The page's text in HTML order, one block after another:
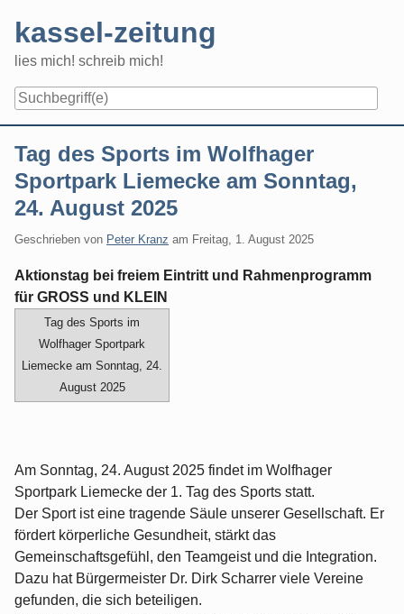
content
kassel-zeitung
lies mich! schreib mich!
Tag des Sports im Wolfhager
Sportpark Liemecke am Sonntag,
24. August 2025
Geschrieben von Peter Kranz am Freitag, 1. August 2025
Aktionstag bei freiem Eintritt und Rahmenprogramm
für GROSS und KLEIN
Tag des Sports im
Wolfhager Sportpark
Liemecke am Sonntag, 24.
August 2025
Am Sonntag, 24. August 2025 findet im Wolfhager
Sportpark Liemecke der 1. Tag des Sports statt.
Der Sport ist eine tragende Säule unserer Gesellschaft. Er
fördert körperliche Gesundheit, stärkt das
Gemeinschaftsgefühl, den Teamgeist und die Integration.
Dazu hat Bürgermeister Dr. Dirk Scharrer viele Vereine
gefunden, die sich beteiligen.